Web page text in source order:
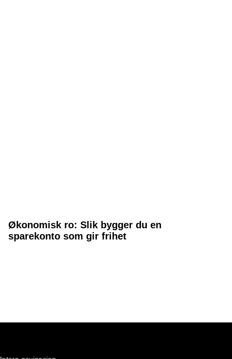
Økonomisk ro: Slik bygger du en
sparekonto som gir frihet